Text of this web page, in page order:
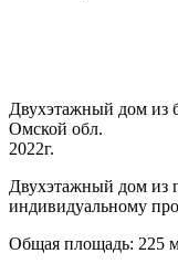
Двухэтажный дом из
Омской обл.
2022г.
Двухэтажный дом из
индивидуальному
Общая площадь: 225